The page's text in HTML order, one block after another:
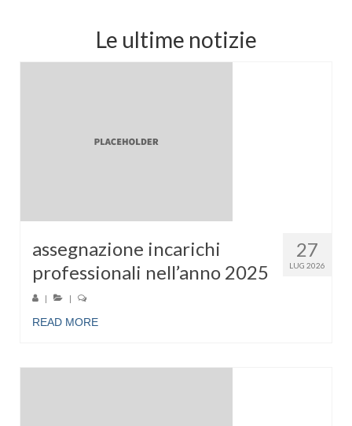
Le ultime notizie
27
LUG 2026
assegnazione incarichi
professionali nell’anno 2025
| |
READ MORE